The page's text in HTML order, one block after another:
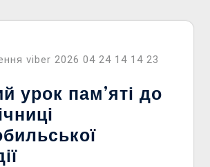
урок пам’яті до